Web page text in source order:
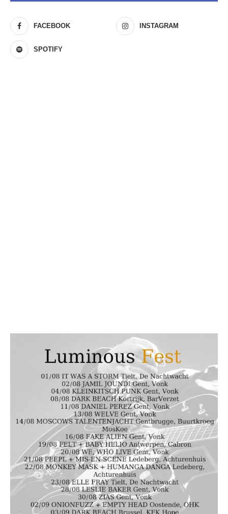
FACEBOOK INSTAGRAM
SPOTIFY